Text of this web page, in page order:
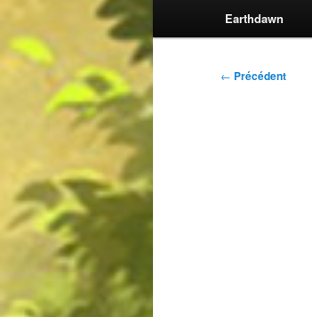
Earthdawn
Navigation
← Précédent